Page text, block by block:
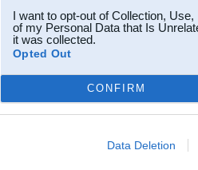
I want to opt-out of Collection,
of my Personal Data that Is
it was collected.
Opted Out
CONFIRM
Data Deletion